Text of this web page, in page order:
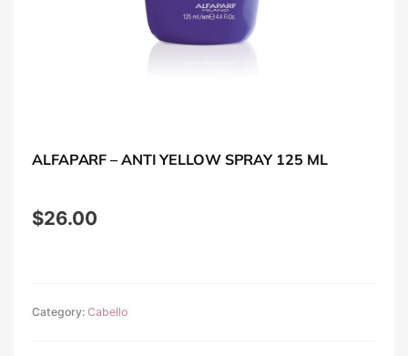
ALFAPARF – ANTI YELLOW SPRAY 125 ML
$26.00
Category: Cabello